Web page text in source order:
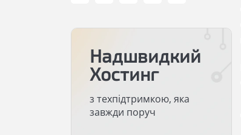
Надшвидкий
Хостинг
з техпідтримкою, яка
завжди поруч